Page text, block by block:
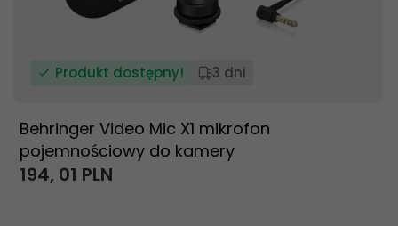
Produkt dostępny! 3 dni
Behringer Video Mic X1 mikrofon
pojemnościowy do kamery
194, 01 PLN